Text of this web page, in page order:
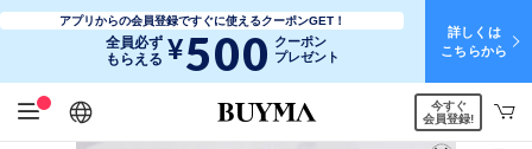
アプリからの会員登録ですぐに使えるクーポンGET！
全員必ず
もらえる ¥500 クーポン
プレゼント
詳しくは
こちらから
日本語
English
简体中文
繁體中文
今すぐ
会員登録!